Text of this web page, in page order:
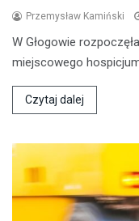
Przemysław Kamiński
W Głogowie
miejscowego
Czytaj dalej